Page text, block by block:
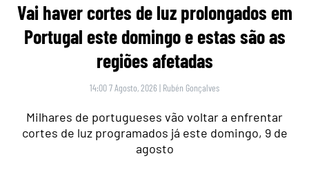
Vai haver cortes de luz prolongados em
Portugal este domingo e estas são as
regiões afetadas
14:00 7 Agosto, 2026 | Rubén Gonçalves
Milhares de portugueses vão voltar a enfrentar
cortes de luz programados já este domingo, 9 de
agosto